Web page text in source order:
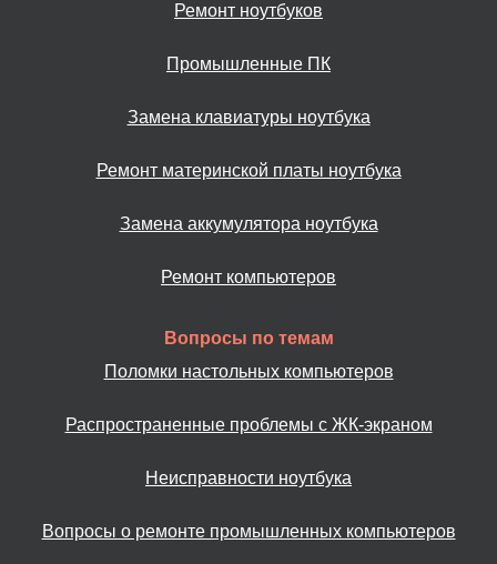
Ремонт ноутбуков
Промышленные ПК
Замена клавиатуры ноутбука
Ремонт материнской платы ноутбука
Замена аккумулятора ноутбука
Ремонт компьютеров
Вопросы по темам
Поломки настольных компьютеров
Распространенные проблемы с ЖК-экраном
Неисправности ноутбука
Вопросы о ремонте промышленных компьютеров